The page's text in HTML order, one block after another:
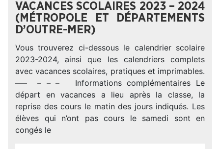
VACANCES SCOLAIRES 2023 – 2024
(MÉTROPOLE ET DÉPARTEMENTS
D’OUTRE-MER)
Vous trouverez ci-dessous le calendrier scolaire
2023-2024, ainsi que les calendriers complets
avec vacances scolaires, pratiques et imprimables.
—– – – – Informations complémentaires Le
départ en vacances a lieu après la classe, la
reprise des cours le matin des jours indiqués. Les
élèves qui n’ont pas cours le samedi sont en
congés le